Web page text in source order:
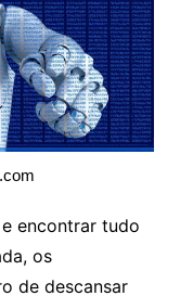
encontrar tudo
os
de descansar